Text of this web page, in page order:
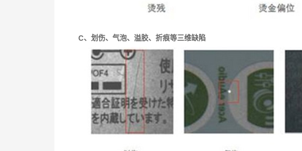
C、划伤、气泡、溢胶、折痕等三维缺陷